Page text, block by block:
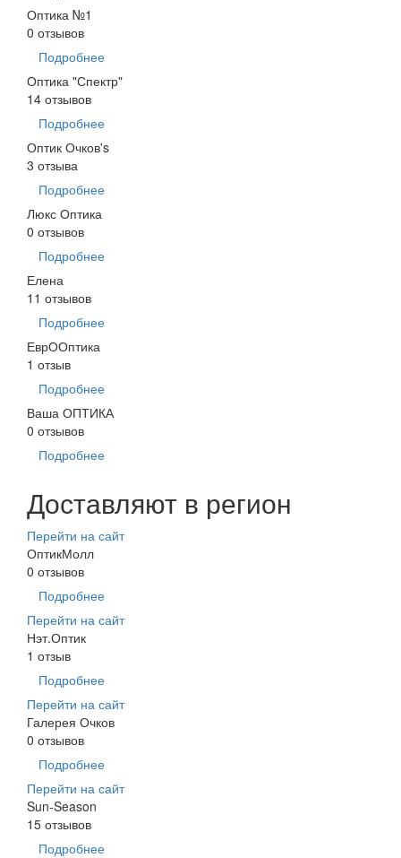
Оптика №1
0 отзывов
Подробнее
Оптика "Спектр"
14 отзывов
Подробнее
Оптик Очков's
3 отзыва
Подробнее
Люкс Оптика
0 отзывов
Подробнее
Елена
11 отзывов
Подробнее
ЕврООптика
1 отзыв
Подробнее
Ваша ОПТИКА
0 отзывов
Подробнее
Доставляют в регион
Перейти на сайт
ОптикМолл
0 отзывов
Подробнее
Перейти на сайт
Нэт.Оптик
1 отзыв
Подробнее
Перейти на сайт
Галерея Очков
0 отзывов
Подробнее
Перейти на сайт
Sun-Season
15 отзывов
Подробнее